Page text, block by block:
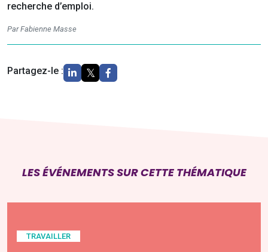
recherche d’emploi.
Par Fabienne Masse
Partagez-le :
LES ÉVÉNEMENTS SUR CETTE THÉMATIQUE
TRAVAILLER